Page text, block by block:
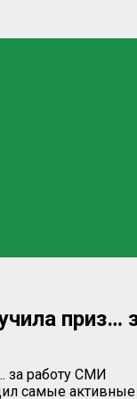
приз…
самые